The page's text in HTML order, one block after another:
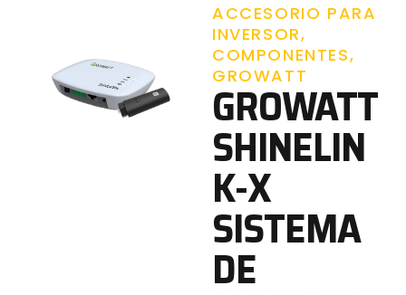
ACCESORIO PARA
INVERSOR,
COMPONENTES,
GROWATT
GROWATT
SHINELIN
K-X
SISTEMA
DE